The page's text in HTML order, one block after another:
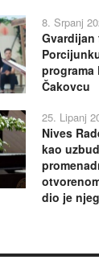
8. Srpanj
programa
Čakovcu
25. Lipanj
Nives
kao
dio je